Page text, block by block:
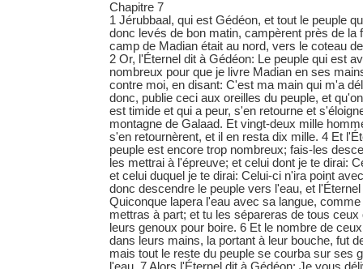
Chapitre 7
1 Jérubbaal, qui est Gédéon, et tout le peuple
donc levés de bon matin, campèrent près de la
camp de Madian était au nord, vers le coteau
2 Or, l'Éternel dit à Gédéon: Le peuple qui est
nombreux pour que je livre Madian en ses
contre moi, en disant: C'est ma main qui m'a
donc, publie ceci aux oreilles du peuple, et
est timide et qui a peur, s'en retourne et
montagne de Galaad. Et vingt-deux mille
s'en retournèrent, et il en resta dix mille. 4 Et
peuple est encore trop nombreux; fais-les
les mettrai à l'épreuve; et celui dont je te dirai:
et celui duquel je te dirai: Celui-ci n'ira point
donc descendre le peuple vers l'eau, et
Quiconque lapera l'eau avec sa langue,
mettras à part; et tu les sépareras de tous
leurs genoux pour boire. 6 Et le nombre de
dans leurs mains, la portant à leur bouche, fut
mais tout le reste du peuple se courba sur ses